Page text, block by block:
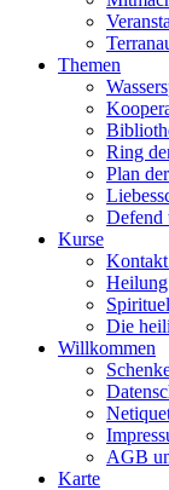
Themen
Ring
Plan
Defend
Kurse
Die
Willkommen
AGB
Karte